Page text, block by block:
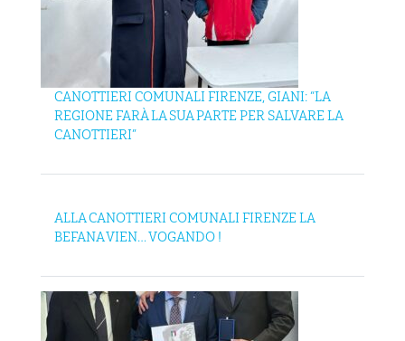
CANOTTIERI COMUNALI FIRENZE, GIANI: “LA
REGIONE FARÀ LA SUA PARTE PER SALVARE LA
CANOTTIERI”
ALLA CANOTTIERI COMUNALI FIRENZE LA
BEFANA VIEN… VOGANDO !